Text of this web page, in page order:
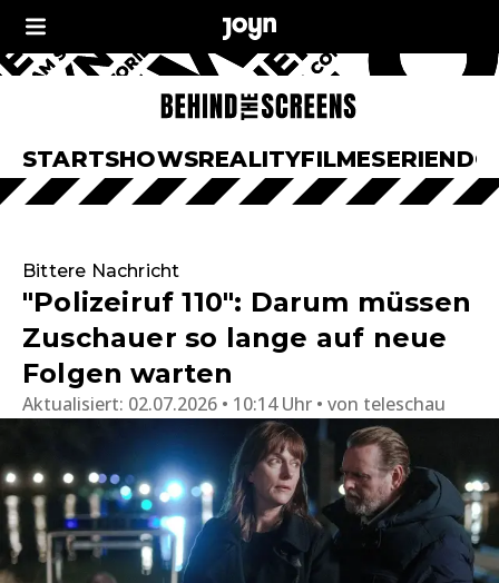
STARTSHOWSREALITYFILMESERIEN
Bittere Nachricht
"Polizeiruf 110": Darum müssen
Zuschauer so lange auf neue
Folgen warten
Aktualisiert: 02.07.2026 • 10:14 Uhr von teleschau